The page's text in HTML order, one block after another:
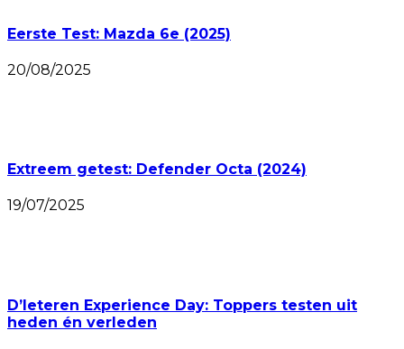
Eerste Test: Mazda 6e (2025)
20/08/2025
Extreem getest: Defender Octa (2024)
19/07/2025
D’Ieteren Experience Day: Toppers testen uit
heden én verleden